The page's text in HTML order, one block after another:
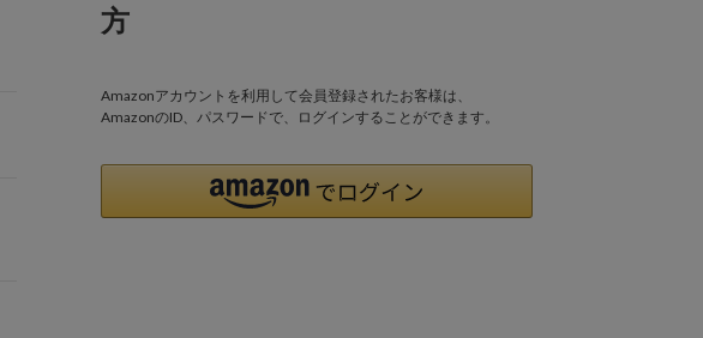
方
Amazonアカウントを利用して会員登録されたお客様は、
AmazonのID、パスワードで、ログインすることができます。